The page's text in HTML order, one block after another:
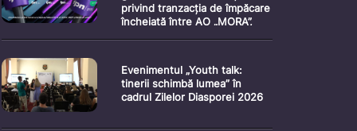
privind tranzacția de împăcare
încheiată între AO „MORA”,
Evenimentul „Youth talk:
tinerii schimbă lumea” în
cadrul Zilelor Diasporei 2026